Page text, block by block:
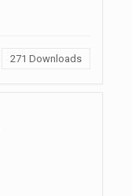
271 Downloads